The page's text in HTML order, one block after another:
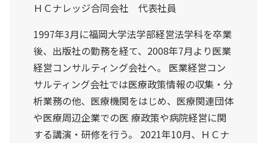
ＨＣナレッジ合同会社 代表社員
1997年3月に福岡大学法学部経営法学科を卒業
後、出版社の勤務を経て、2008年7月より医業
経営コンサルティング会社へ。 医業経営コン
サルティング会社では医療政策情報の収集・分
析業務の他、医療機関をはじめ、医療関連団体
や医療周辺企業での医 療政策や病院経営に関
する講演・研修を行う。 2021年10月、ＨＣナ